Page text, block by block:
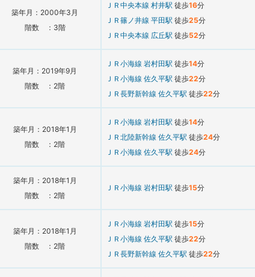
築年月：2000年3月
階数 ：3階
ＪＲ中央本線 村井駅 徒歩16分
ＪＲ篠ノ井線 平田駅 徒歩25分
ＪＲ中央本線 広丘駅 徒歩52分
築年月：2019年9月
階数 ：2階
ＪＲ小海線 岩村田駅 徒歩14分
ＪＲ小海線 佐久平駅 徒歩22分
ＪＲ長野新幹線 佐久平駅 徒歩22分
築年月：2018年1月
階数 ：2階
ＪＲ小海線 岩村田駅 徒歩14分
ＪＲ北陸新幹線 佐久平駅 徒歩24分
ＪＲ小海線 佐久平駅 徒歩24分
築年月：2018年1月
階数 ：2階
ＪＲ小海線 岩村田駅 徒歩15分
築年月：2018年1月
階数 ：2階
ＪＲ小海線 岩村田駅 徒歩15分
ＪＲ小海線 佐久平駅 徒歩22分
ＪＲ長野新幹線 佐久平駅 徒歩22分